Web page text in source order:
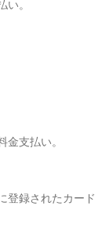
。
支払い。
登録されたカード